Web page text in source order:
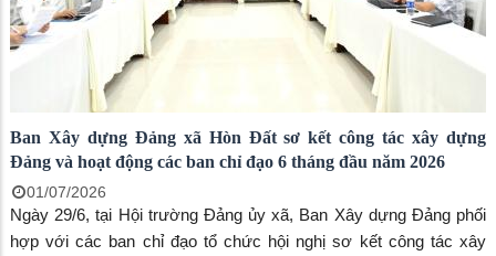
Ban Xây dựng Đảng xã Hòn Đất sơ kết công tác xây dựng
Đảng và hoạt động các ban chỉ đạo 6 tháng đầu năm 2026
01/07/2026
Ngày 29/6, tại Hội trường Đảng ủy xã, Ban Xây dựng Đảng phối
hợp với các ban chỉ đạo tổ chức hội nghị sơ kết công tác xây